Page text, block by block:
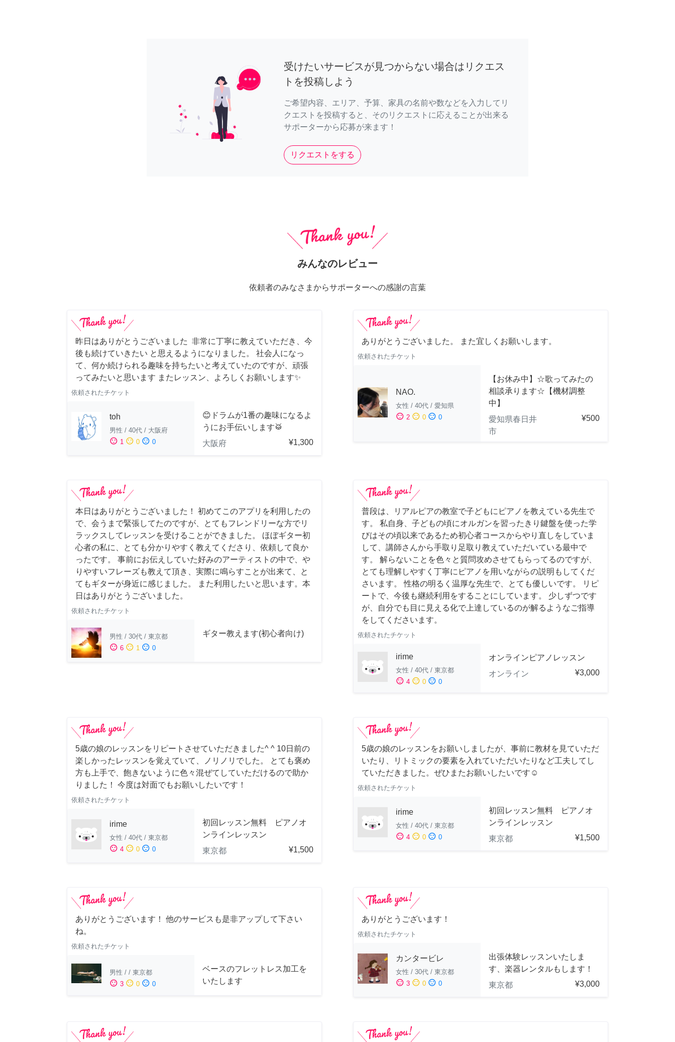
受けたいサービスが見つからない場合はリクエス
トを投稿しよう
ご希望内容、エリア、予算、家具の名前や数などを入力してリ
クエストを投稿すると、そのリクエストに応えることが出来る
サポーターから応募が来ます！
リクエストをする
みんなのレビュー
依頼者のみなさまからサポーターへの感謝の言葉
昨日はありがとうございました 非常に丁寧に教えていただき、今
後も続けていきたい と思えるようになりました。 社会人になっ
て、何か続けられる趣味を持ちたいと考えていたのですが、頑張
ってみたいと思います またレッスン、よろしくお願いします✨
依頼されたチケット
toh
男性 / 40代 / 大阪府
sentiment_satisfied 1 sentiment_neutral 0 sentiment_dissatisfied 0
😊ドラムが1番の趣味になるよ
うにお手伝いします🥁
大阪府
¥1,300
ありがとうございました。 また宜しくお願いします。
依頼されたチケット
NAO.
女性 / 40代 / 愛知県
sentiment_satisfied 2 sentiment_neutral 0 sentiment_dissatisfied 0
【お休み中】☆歌ってみたの
相談承ります☆【機材調整
中】
愛知県春日井
市
¥500
本日はありがとうございました！ 初めてこのアプリを利用したの
で、会うまで緊張してたのですが、とてもフレンドリーな方でリ
ラックスしてレッスンを受けることができました。 ほぼギター初
心者の私に、とても分かりやすく教えてくださり、依頼して良か
ったです。 事前にお伝えしていた好みのアーティストの中で、や
りやすいフレーズも教えて頂き、実際に鳴らすことが出来て、と
てもギターが身近に感じました。 また利用したいと思います。本
日はありがとうございました。
依頼されたチケット
男性 / 30代 / 東京都
sentiment_satisfied 6 sentiment_neutral 1 sentiment_dissatisfied 0
ギター教えます(初心者向け)
普段は、リアルピアの教室で子どもにピアノを教えている先生で
す。 私自身、子どもの頃にオルガンを習ったきり鍵盤を使った学
びはその頃以来であるため初心者コースからやり直しをしていま
して、講師さんから手取り足取り教えていただいている最中で
す。 解らないことを色々と質問攻めさせてもらってるのですが、
とても理解しやすく丁寧にピアノを用いながらの説明もしてくだ
さいます。 性格の明るく温厚な先生で、とても優しいです。 リピ
ートで、今後も継続利用をすることにしています。 少しずつです
が、自分でも目に見える化で上達しているのが解るようなご指導
をしてくださいます。
依頼されたチケット
irime
女性 / 40代 / 東京都
sentiment_satisfied 4 sentiment_neutral 0 sentiment_dissatisfied 0
オンラインピアノレッスン
オンライン
¥3,000
5歳の娘のレッスンをリピートさせていただきました^ ^ 10日前の
楽しかったレッスンを覚えていて、ノリノリでした。 とても褒め
方も上手で、飽きないように色々混ぜてしていただけるので助か
りました！ 今度は対面でもお願いしたいです！
依頼されたチケット
irime
女性 / 40代 / 東京都
sentiment_satisfied 4 sentiment_neutral 0 sentiment_dissatisfied 0
初回レッスン無料 ピアノオ
ンラインレッスン
東京都
¥1,500
5歳の娘のレッスンをお願いしましたが、事前に教材を見ていただ
いたり、リトミックの要素を入れていただいたりなど工夫してし
ていただきました。ぜひまたお願いしたいです☺️
依頼されたチケット
irime
女性 / 40代 / 東京都
sentiment_satisfied 4 sentiment_neutral 0 sentiment_dissatisfied 0
初回レッスン無料 ピアノオ
ンラインレッスン
東京都
¥1,500
ありがとうございます！ 他のサービスも是非アップして下さい
ね。
依頼されたチケット
男性 / / 東京都
sentiment_satisfied 3 sentiment_neutral 0 sentiment_dissatisfied 0
ベースのフレットレス加工を
いたします
ありがとうございます！
依頼されたチケット
カンタービレ
女性 / 30代 / 東京都
sentiment_satisfied 3 sentiment_neutral 0 sentiment_dissatisfied 0
出張体験レッスンいたしま
す、楽器レンタルもします！
東京都
¥3,000